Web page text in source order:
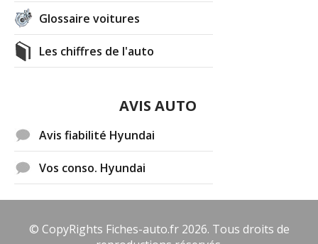
Glossaire voitures
Les chiffres de l'auto
AVIS AUTO
Avis fiabilité Hyundai
Vos conso. Hyundai
© CopyRights Fiches-auto.fr 2026. Tous droits de